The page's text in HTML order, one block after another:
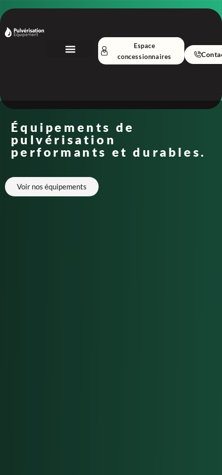
Espace
concessionnaires
Équipements de
pulvérisation
performants et durables.
Voir nos équipements